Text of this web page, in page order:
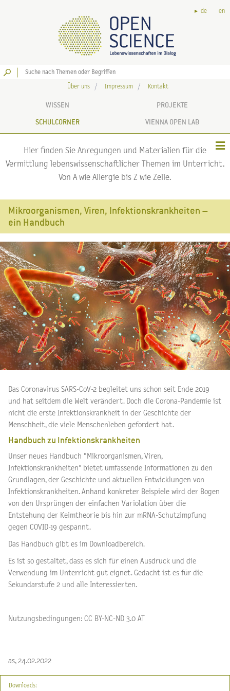
de en
Über uns Impressum Kontakt
WISSEN PROJEKTE
SCHULCORNER VIENNA OPEN LAB
Hier finden Sie Anregungen und Materialien für die
Vermittlung lebenswissenschaftlicher Themen im Unterricht.
Von A wie Allergie bis Z wie Zelle.
Mikroorganismen, Viren, Infektionskrankheiten –
ein Handbuch
Das Coronavirus SARS-CoV-2 begleitet uns schon seit Ende 2019
und hat seitdem die Welt verändert. Doch die Corona-Pandemie ist
nicht die erste Infektionskrankheit in der Geschichte der
Menschheit, die viele Menschenleben gefordert hat.
Handbuch zu Infektionskrankheiten
Unser neues Handbuch "Mikroorganismen, Viren,
Infektionskrankheiten" bietet umfassende Informationen zu den
Grundlagen, der Geschichte und aktuellen Entwicklungen von
Infektionskrankheiten. Anhand konkreter Beispiele wird der Bogen
von den Ursprüngen der einfachen Variolation über die
Entstehung der Keimtheorie bis hin zur mRNA-Schutzimpfung
gegen COVID-19 gespannt.
Das Handbuch gibt es im Downloadbereich.
Es ist so gestaltet, dass es sich für einen Ausdruck und die
Verwendung im Unterricht gut eignet. Gedacht ist es für die
Sekundarstufe 2 und alle Interessierten.
Nutzungsbedingungen: CC BY-NC-ND 3.0 AT
as, 24.02.2022
Downloads: